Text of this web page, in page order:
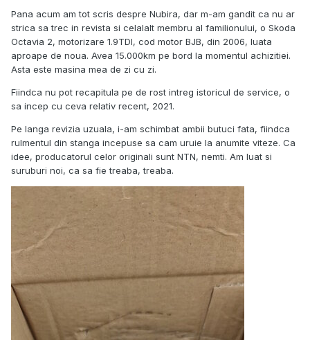
Pana acum am tot scris despre Nubira, dar m-am gandit ca nu ar
strica sa trec in revista si celalalt membru al familionului, o Skoda
Octavia 2, motorizare 1.9TDI, cod motor BJB, din 2006, luata
aproape de noua. Avea 15.000km pe bord la momentul achizitiei.
Asta este masina mea de zi cu zi.
Fiindca nu pot recapitula pe de rost intreg istoricul de service, o
sa incep cu ceva relativ recent, 2021.
Pe langa revizia uzuala, i-am schimbat ambii butuci fata, fiindca
rulmentul din stanga incepuse sa cam uruie la anumite viteze. Ca
idee, producatorul celor originali sunt NTN, nemti. Am luat si
suruburi noi, ca sa fie treaba, treaba.